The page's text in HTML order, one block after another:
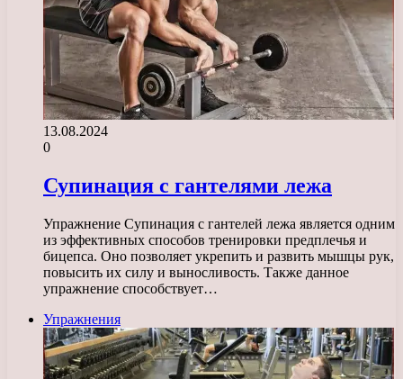
13.08.2024
0
Супинация с гантелями лежа
Упражнение Супинация с гантелей лежа является одним
из эффективных способов тренировки предплечья и
бицепса. Оно позволяет укрепить и развить мышцы рук,
повысить их силу и выносливость. Также данное
упражнение способствует…
Упражнения